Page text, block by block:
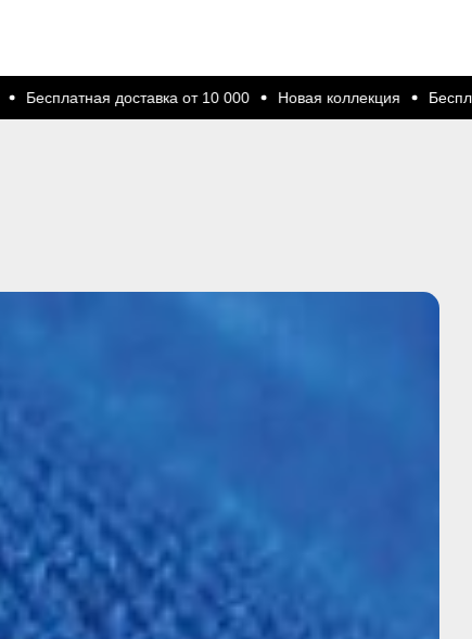
Новая коллекция Бесплатная доставка от 10 000